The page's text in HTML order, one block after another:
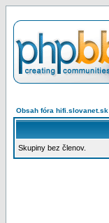
Obsah fóra hifi.slovanet.sk
Skupiny bez členov.